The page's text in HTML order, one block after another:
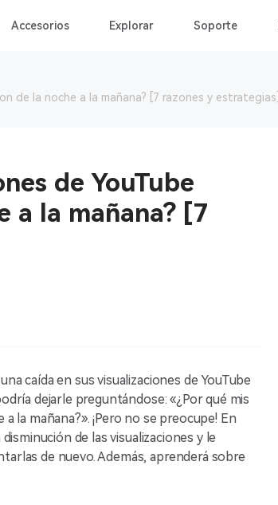
Accesorios Explorar Soporte
de la noche a la mañana? [7 razones y estrategias]
de YouTube
a la mañana? [7
caída en sus visualizaciones de YouTube
dejarle preguntándose: «¿Por qué mis
la mañana?». ¡Pero no se preocupe! En
de las visualizaciones y le
de nuevo. Además, aprenderá sobre